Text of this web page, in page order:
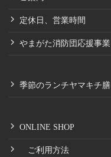
定休日、営業時間
やまがた消防団応援事業
季節のランチヤマキチ膳
ONLINE SHOP
ご利用方法